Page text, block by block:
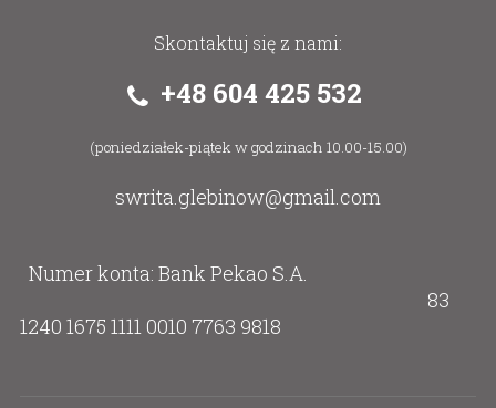
Skontaktuj się z nami:
+48 604 425 532
(poniedziałek-piątek w godzinach 10.00-15.00)
swrita.glebinow@gmail.com
Numer konta: Bank Pekao S.A.
83
1240 1675 1111 0010 7763 9818